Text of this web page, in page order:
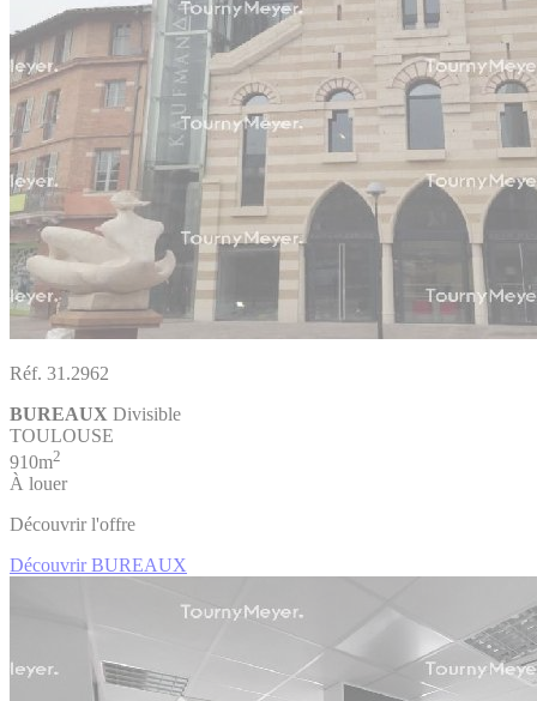
Réf. 31.2962
BUREAUX Divisible
TOULOUSE
910m2
À louer
Découvrir l'offre
Découvrir BUREAUX